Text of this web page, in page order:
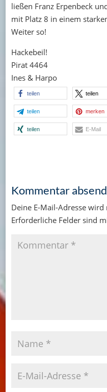
ließen Franz Erpenbeck
mit Platz 8 in einem
Weiter so!
Hackebeil!
Pirat 4464
Ines & Harpo
teilen teilen
teilen merken
teilen E-Mail
Kommentar
Deine E-Mail-Adresse
Erforderliche Felder sind